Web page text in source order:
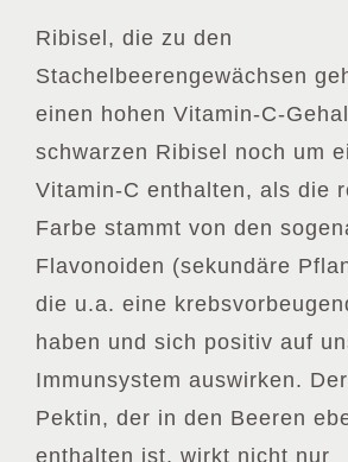
Ribisel, die zu den
Stachelbeerengewächsen
einen hohen Vitamin-C-
schwarzen Ribisel noch um
Vitamin-C enthalten, als die
Farbe stammt von den
Flavonoiden (sekundäre
die u.a. eine
haben und sich positiv auf
Immunsystem auswirken.
Pektin, der in den Beeren
enthalten ist, wirkt nicht nur